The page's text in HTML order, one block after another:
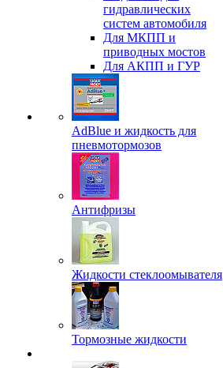
гидравлических
систем автомобиля
Для МКПП и
приводных мостов
Для АКПП и ГУР
AdBlue и жидкость для
пневмотормозов
Антифризы
Жидкости стеклоомывателя
Тормозные жидкости